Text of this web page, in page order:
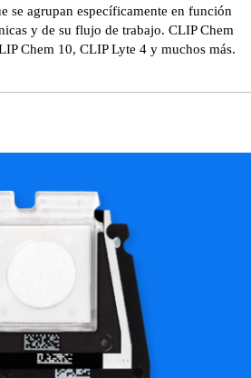
se agrupan específicamente en función
y de su flujo de trabajo. CLIP Chem
Chem 10, CLIP Lyte 4 y muchos más.